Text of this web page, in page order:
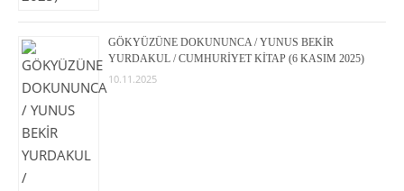
GÖKYÜZÜNE DOKUNUNCA / YUNUS BEKİR
YURDAKUL / CUMHURİYET KİTAP (6 KASIM 2025)
10.11.2025